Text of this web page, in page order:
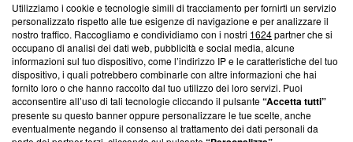
Questa sezione offre informazioni trasparenti su Blasting
News, sui nostri processi editoriali e su come ci impegniamo a
creare news di qualità. Inoltre, afferma la nostra aderenza a
‘Trust Project - News with Integrity’Blasting News non è
ancora membro del programma, ma ha richiesto di farne
parte; Trust Project non ha ancora effettuato una verifica di
conformità agli standard.
Utilizziamo i cookie e tecnologie simili di tracciamento per fornirti un servizio
personalizzato rispetto alle tue esigenze di navigazione e per analizzare il
nostro traffico. Raccogliamo e condividiamo con i nostri 1624partner che si
occupano di analisi dei dati web, pubblicità e social media, alcune
informazioni sul tuo dispositivo, come l’indirizzo IP e le caratteristiche del tuo
dispositivo, i quali potrebbero combinarle con altre informazioni che hai
fornito loro o che hanno raccolto dal tuo utilizzo dei loro servizi. Puoi
acconsentire all’uso di tali tecnologie cliccando il pulsante“Accetta tutti”
presente su questo banner oppure personalizzare le tue scelte, anche
eventualmente negando il consenso al trattamento dei dati personali da